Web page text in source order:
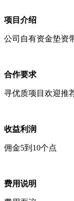
项目介绍
公司自有资金垫资
合作要求
寻优质项目欢迎推
收益利润
佣金5到10个点
费用说明